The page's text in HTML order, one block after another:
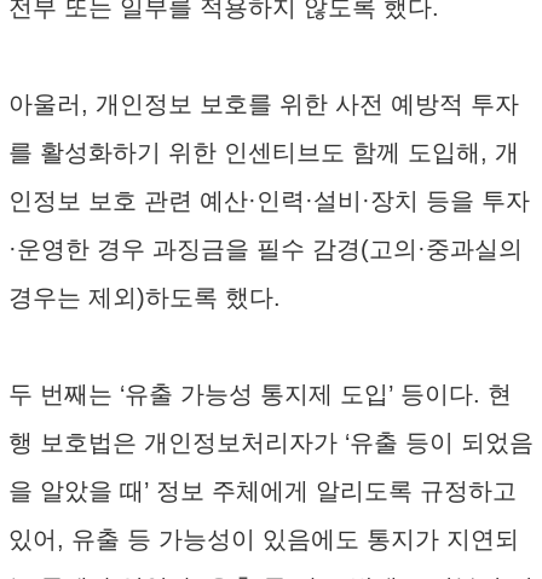
전부 또는 일부를 적용하지 않도록 했다.
아울러, 개인정보 보호를 위한 사전 예방적 투자
를 활성화하기 위한 인센티브도 함께 도입해, 개
인정보 보호 관련 예산·인력·설비·장치 등을 투자
·운영한 경우 과징금을 필수 감경(고의·중과실의
경우는 제외)하도록 했다.
두 번째는 ‘유출 가능성 통지제 도입’ 등이다. 현
행 보호법은 개인정보처리자가 ‘유출 등이 되었음
을 알았을 때’ 정보 주체에게 알리도록 규정하고
있어, 유출 등 가능성이 있음에도 통지가 지연되